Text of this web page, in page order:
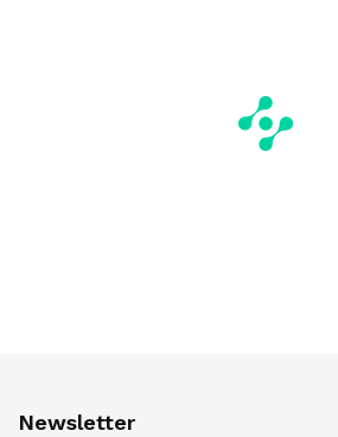
Newsletter